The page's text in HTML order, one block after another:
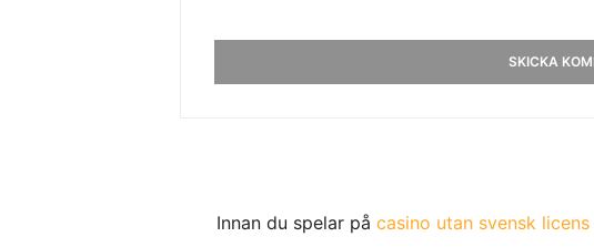
Innan du spelar på casino utan svensk licens